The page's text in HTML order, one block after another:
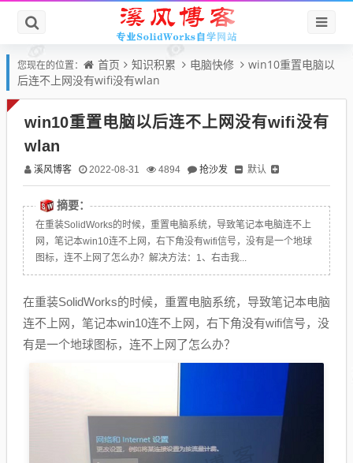
您现在的位置： 首页 知识积累 电脑快修
win10重置电脑以
后连不上网没有wifi没有wlan
win10重置电脑以后连不上网没有wifi没有
wlan
溪风博客 2022-08-31 4894 抢沙发 默认
摘要：
在重装SolidWorks的时候，重置电脑系统，导致笔记本电脑连不上
网，笔记本win10连不上网，右下角没有wifi信号，没有是一个地球
图标，连不上网了怎么办？解决方法：1、右击我...
在重装SolidWorks的时候，重置电脑系统，导致笔记本电脑
连不上网，笔记本win10连不上网，右下角没有wifi信号，没
有是一个地球图标，连不上网了怎么办？